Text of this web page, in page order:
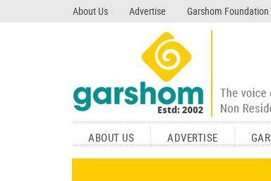
About Us Advertise Garshom Foundation
garshom.com
ABOUT US ADVERTISE